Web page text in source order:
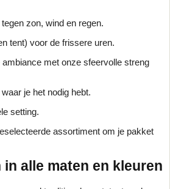
zon, wind en regen.
tent) voor de frissere uren.
ambiance met onze sfeervolle streng
je het nodig hebt.
setting.
assortiment om je pakket
alle maten en kleuren